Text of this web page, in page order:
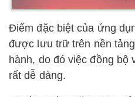
Điểm đặc biệt của ứng
được lưu trữ trên nền
hành, do đó việc đồng bộ
rất dễ dàng.